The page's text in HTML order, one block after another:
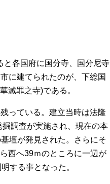
と各国府に国分寺、国分尼寺
に建てられたのが、下総国
滅罪之寺)である。
っている。建立当時は法隆
調査が実施され、現在の本
壇が発見された。さらにそ
西へ39ｍのところに一辺が
する事となった。